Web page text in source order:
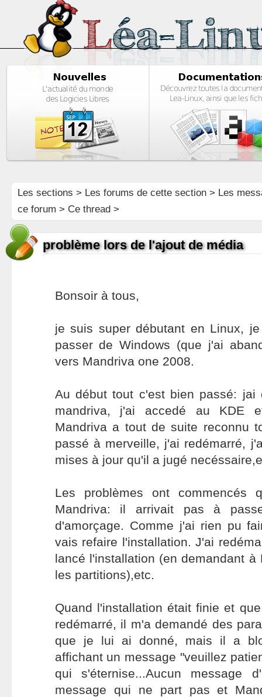
Les sections > Les forums de cette section> Les
ce forum > Ce thread >
problème lors de l'ajout de média
Bonsoir à tous,
je suis super débutant en Linux,
passer de Windows (que j'ai
vers Mandriva one 2008.
Au début tout c'est bien passé: jai
mandriva, j'ai accedé au KDE
Mandriva a tout de suite reconnu
passé à merveille, j'ai redémarré,
mises à jour qu'il a jugé
Les problèmes ont commencés
Mandriva: il arrivait pas à
d'amorçage. Comme j'ai rien pu
vais refaire l'installation. J'ai
lancé l'installation (en demandant à
les partitions),etc.
Quand l'installation était finie et
redémarré, il m'a demandé des
que je lui ai donné, mais il a
affichant un message "veuillez
qui s'éternise...Aucun message
message qui ne part pas et